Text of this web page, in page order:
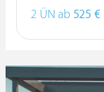
2 ÜN ab 525 €